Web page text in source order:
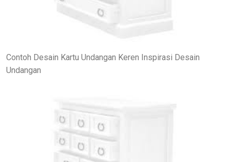
Contoh Desain Kartu Undangan Keren Inspirasi Desain
Undangan